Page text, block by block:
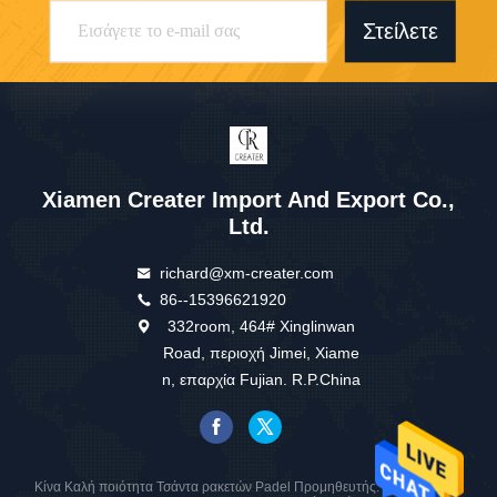
Στείλετε
Xiamen Creater Import And Export Co.,
Ltd.
richard@xm-creater.com
86--15396621920
332room, 464# Xinglinwan
Road, περιοχή Jimei, Xiame
n, επαρχία Fujian. R.P.China
Κίνα Καλή ποιότητα Τσάντα ρακετών Padel Προμηθευτής. 2025 Xiamen